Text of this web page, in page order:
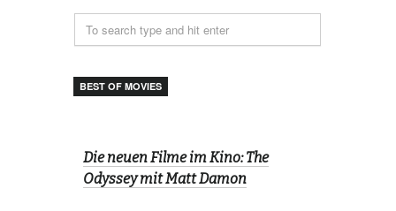
BEST OF MOVIES
Die neuen Filme im Kino: The
Odyssey mit Matt Damon